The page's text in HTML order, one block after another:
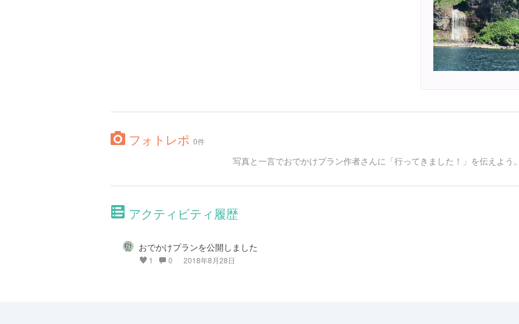
フォトレポ 0件
写真と一言でおでかけプラン作者さんに「行ってきました！」を伝えよう。
アクティビティ履歴
おでかけプランを公開しました
1 0 2018年8月28日